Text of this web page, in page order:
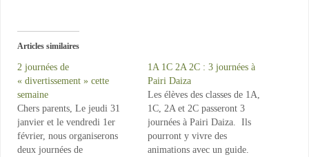
Articles similaires
2 journées de
« divertissement » cette
semaine
Chers parents, Le jeudi 31
janvier et le vendredi 1er
février, nous organiserons
deux journées de
1A 1C 2A 2C : 3 journées à
Pairi Daiza
Les élèves des classes de 1A,
1C, 2A et 2C passeront 3
journées à Pairi Daiza. Ils
pourront y vivre des
animations avec un guide.